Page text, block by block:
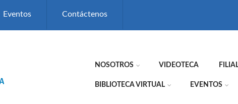
Eventos Contáctenos
NOSOTROS VIDEOTECA
BIBLIOTECA VIRTUAL EVENTOS